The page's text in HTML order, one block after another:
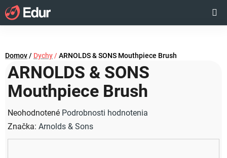
Prejsť
na
obsah
KOŠÍK
Domov/ Dychy / ARNOLDS & SONS Mouthpiece Brush
ARNOLDS & SONS
Mouthpiece Brush
Priemerné
hodnotenie
produktu
Neohodnotené Podrobnosti hodnotenia
Značka: Arnolds & Sons